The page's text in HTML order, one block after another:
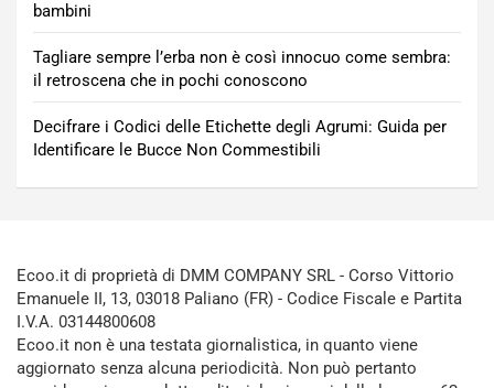
bambini
Tagliare sempre l’erba non è così innocuo come sembra:
il retroscena che in pochi conoscono
Decifrare i Codici delle Etichette degli Agrumi: Guida per
Identificare le Bucce Non Commestibili
Ecoo.it di proprietà di DMM COMPANY SRL - Corso Vittorio
Emanuele II, 13, 03018 Paliano (FR) - Codice Fiscale e Partita
I.V.A. 03144800608
Ecoo.it non è una testata giornalistica, in quanto viene
aggiornato senza alcuna periodicità. Non può pertanto